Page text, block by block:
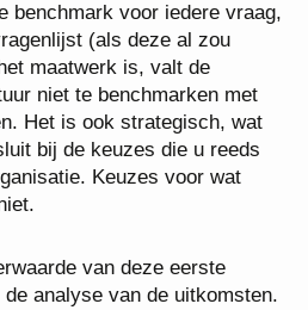
benchmark voor iedere vraag,
(als deze al zou
maatwerk is, valt de
niet te benchmarken met
Het is ook strategisch, wat
bij de keuzes die u reeds
Keuzes voor wat
van deze eerste
analyse van de uitkomsten.